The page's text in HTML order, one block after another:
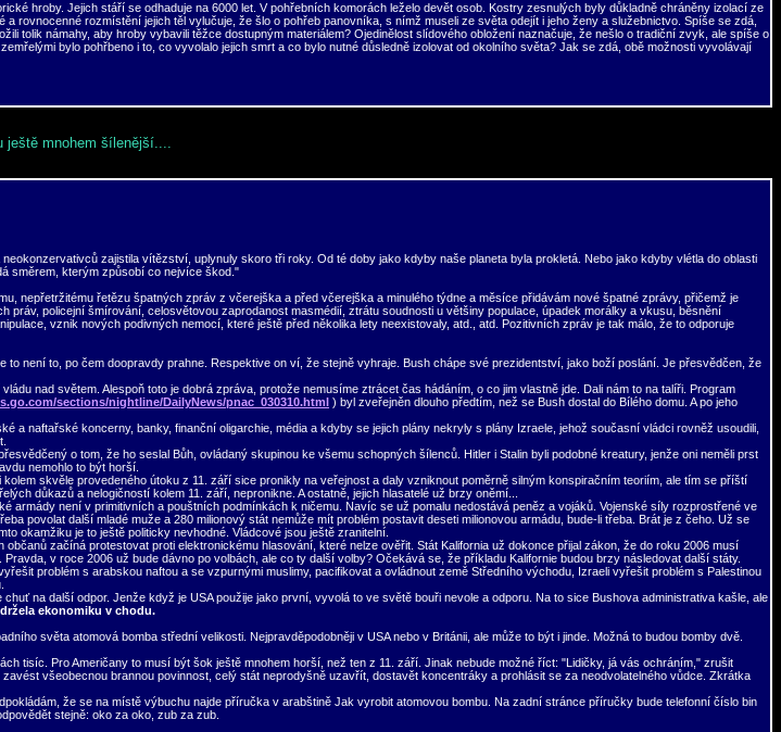
hroby. Jejich stáří se odhaduje na 6000 let. V pohřebních komorách leželo devět osob. Kostry zesnulých byly důkladně chráněny izolací ze
rozmístění jejich těl vylučuje, že šlo o pohřeb panovníka, s nímž museli ze světa odejít i jeho ženy a služebnictvo. Spíše se zdá,
tolik námahy, aby hroby vybavili těžce dostupným materiálem? Ojedinělost slídového obložení naznačuje, že nešlo o tradiční zvyk, ale spíše o
bylo pohřbeno i to, co vyvolalo jejich smrt a co bylo nutné důsledně izolovat od okolního světa? Jak se zdá, obě možnosti vyvolávají
mnohem šílenější....
zajistila vítězství, uplynuly skoro tři roky. Od té doby jako kdyby naše planeta byla prokletá. Nebo jako kdyby vlétla do oblasti
směrem, kterým způsobí co nejvíce škod."
nepřetržitému řetězu špatných zpráv z včerejška a před včerejška a minulého týdne a měsíce přidávám nové špatné zprávy, přičemž je
policejní šmírování, celosvětovou zaprodanost masmédií, ztrátu soudnosti u většiny populace, úpadek morálky a vkusu, běsnění
vznik nových podivných nemocí, které ještě před několika lety neexistovaly, atd., atd. Pozitivních zpráv je tak málo, že to odporuje
není to, po čem doopravdy prahne. Respektive on ví, že stejně vyhraje. Bush chápe své prezidentství, jako boží poslání. Je přesvědčen, že
nad světem. Alespoň toto je dobrá zpráva, protože nemusíme ztrácet čas hádáním, o co jim vlastně jde. Dali nám to na talíři. Program
sections/nightline/DailyNews/pnac_030310.html ) byl zveřejněn dlouho předtím, než se Bush dostal do Bílého domu. A po jeho
naftařské koncerny, banky, finanční oligarchie, média a kdyby se jejich plány nekryly s plány Izraele, jehož současní vládci rovněž usoudili,
o tom, že ho seslal Bůh, ovládaný skupinou ke všemu schopných šílenců. Hitler i Stalin byli podobné kreatury, jenže oni neměli prst
nemohlo to být horší.
skvěle provedeného útoku z 11. září sice pronikly na veřejnost a daly vzniknout poměrně silným konspiračním teoriím, ale tím se příští
důkazů a nelogičností kolem 11. září, nepronikne. A ostatně, jejich hlasatelé už brzy oněmí...
není v primitivních a pouštních podmínkách k ničemu. Navíc se už pomalu nedostává peněz a vojáků. Vojenské síly rozprostřené ve
povolat další mladé muže a 280 milionový stát nemůže mít problém postavit deseti milionovou armádu, bude-li třeba. Brát je z čeho. Už se
okamžiku je to ještě politicky nevhodné. Vládcové jsou ještě zranitelní.
začíná protestovat proti elektronickému hlasování, které nelze ověřit. Stát Kalifornia už dokonce přijal zákon, že do roku 2006 musí
v roce 2006 už bude dávno po volbách, ale co ty další volby? Očekává se, že příkladu Kalifornie budou brzy následovat další státy.
problém s arabskou naftou a se vzpurnými muslimy, pacifikovat a ovládnout země Středního východu, Izraeli vyřešit problém s Palestinou
na další odpor. Jenže když je USA použije jako první, vyvolá to ve světě bouři nevole a odporu. Na to sice Bushova administrativa kašle, ale
ekonomiku v chodu.
světa atomová bomba střední velikosti. Nejpravděpodobněji v USA nebo v Británii, ale může to být i jinde. Možná to budou bomby dvě.
tisíc. Pro Američany to musí být šok ještě mnohem horší, než ten z 11. září. Jinak nebude možné říct: "Lidičky, já vás ochráním," zrušit
všeobecnou brannou povinnost, celý stát neprodyšně uzavřít, dostavět koncentráky a prohlásit se za neodvolatelného vůdce. Zkrátka
že se na místě výbuchu najde příručka v arabštině Jak vyrobit atomovou bombu. Na zadní stránce příručky bude telefonní číslo bin
stejně: oko za oko, zub za zub.